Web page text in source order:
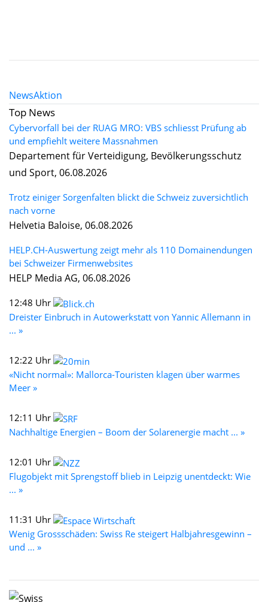
NewsAktion
Top News
Cybervorfall bei der RUAG MRO: VBS schliesst Prüfung ab
und empfiehlt weitere Massnahmen
Departement für Verteidigung, Bevölkerungsschutz
und Sport, 06.08.2026
Trotz einiger Sorgenfalten blickt die Schweiz zuversichtlich
nach vorne
Helvetia Baloise, 06.08.2026
HELP.CH-Auswertung zeigt mehr als 110 Domainendungen
bei Schweizer Firmenwebsites
HELP Media AG, 06.08.2026
12:48 Uhr
Dreister Einbruch in Autowerkstatt von Yannic Allemann in
... »
12:22 Uhr
«Nicht normal»: Mallorca-Touristen klagen über warmes
Meer »
12:11 Uhr
Nachhaltige Energien – Boom der Solarenergie macht ... »
12:01 Uhr
Flugobjekt mit Sprengstoff blieb in Leipzig unentdeckt: Wie
... »
11:31 Uhr
Wenig Grossschäden: Swiss Re steigert Halbjahresgewinn –
und ... »